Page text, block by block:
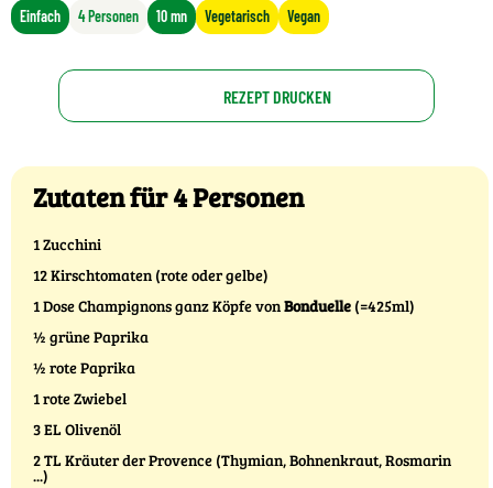
Einfach 4 Personen 10 mn Vegetarisch Vegan
REZEPT DRUCKEN
Zutaten für 4 Personen
1 Zucchini
12 Kirschtomaten (rote oder gelbe)
1 Dose Champignons ganz Köpfe vonBonduelle (=425ml)
½ grüne Paprika
½ rote Paprika
1 rote Zwiebel
3 EL Olivenöl
2 TL Kräuter der Provence (Thymian, Bohnenkraut, Rosmarin
...)